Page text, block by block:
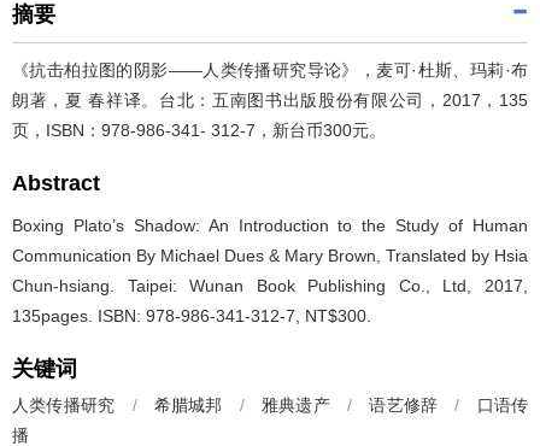
摘要
《抗击柏拉图的阴影——人类传播研究导论》，麦可·杜斯、玛莉·布
朗著，夏 春祥译。台北：五南图书出版股份有限公司，2017，135
页，ISBN：978-986-341- 312-7，新台币300元。
Abstract
Boxing Plato’s Shadow: An Introduction to the Study of Human
Communication By Michael Dues & Mary Brown, Translated by Hsia
Chun-hsiang. Taipei: Wunan Book Publishing Co., Ltd, 2017,
135pages. ISBN: 978-986-341-312-7, NT$300.
关键词
人类传播研究 / 希腊城邦 / 雅典遗产 / 语艺修辞 /
口语传
播